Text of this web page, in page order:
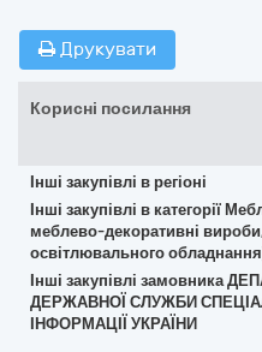
Друкувати
Корисні посилання
Інші закупівлі в регіоні
Інші закупівлі в категорії
меблево-декоративні
освітлювального
Інші закупівлі замовника
ДЕРЖАВНОЇ СЛУЖБИ
ІНФОРМАЦІЇ УКРАЇНИ